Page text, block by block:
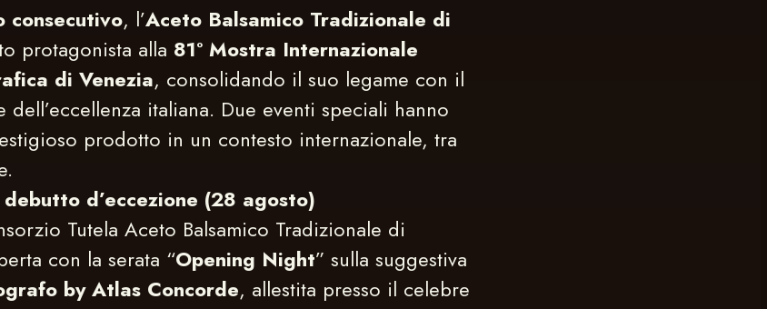
consecutivo, l’Aceto Balsamico Tradizionale di
protagonista alla 81° Mostra Internazionale
di Venezia, consolidando il suo legame con il
italiana. Due eventi speciali hanno
prodotto in un contesto internazionale, tra
d’eccezione (28 agosto)
Tutela Aceto Balsamico Tradizionale di
con la serata “Opening Night” sulla suggestiva
by Atlas Concorde, allestita presso il celebre